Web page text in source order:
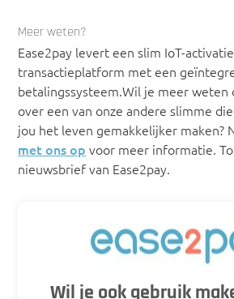
Meer weten?
Ease2pay levert een slim IoT-
transactieplatform met een
betalingssysteem.Wil je meer weten
over een van onze andere slimme
jou het leven gemakkelijker maken?
met ons op voor meer informatie.
nieuwsbrief van Ease2pay.
Wil je ook gebruik